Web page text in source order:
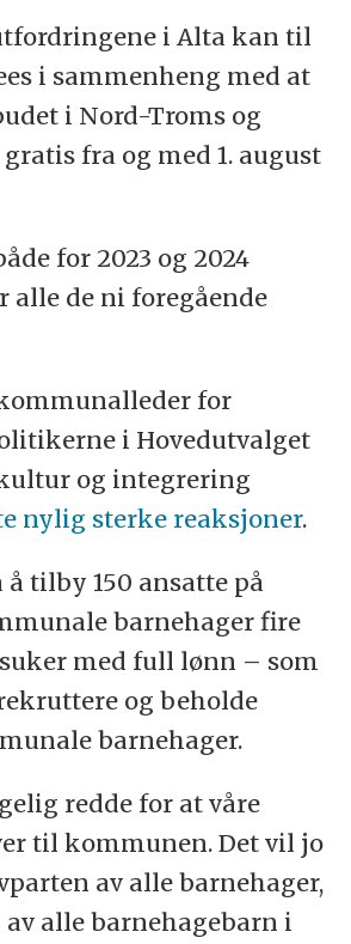
i Alta kan til
i sammenheng med at
i Nord-Troms og
fra og med 1. august
for 2023 og 2024
alle de ni foregående
for
i Hovedutvalget
og integrering
nylig sterke reaksjoner.
tilby 150 ansatte på
barnehager fire
med full lønn – som
og beholde
barnehager.
redde for at våre
til kommunen. Det vil jo
av alle barnehager,
alle barnehagebarn i